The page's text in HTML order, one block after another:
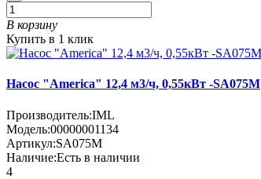
В корзину
Купить в 1 клик
Насос "America" 12,4 м3/ч, 0,55кВт -SA075M
Производитель:IML
Модель:00000001134
Артикул:SA075M
Наличие:Есть в наличии
4